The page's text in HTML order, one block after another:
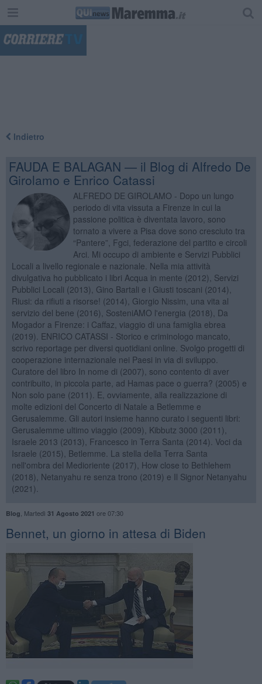
Indietro
FAUDA E BALAGAN — il Blog di Alfredo De
Girolamo e Enrico Catassi
ALFREDO DE GIROLAMO - Dopo un lungo
periodo di vita vissuta a Firenze in cui la
passione politica è diventata lavoro, sono
tornato a vivere a Pisa dove sono cresciuto tra
“Pantere”, Fgci, federazione del partito e circoli
Arci. Mi occupo di ambiente e Servizi Pubblici
Locali a livello regionale e nazionale. Nella mia attività
divulgativa ho pubblicato i libri Acqua in mente (2012), Servizi
Pubblici Locali (2013), Gino Bartali e i Giusti toscani (2014),
Riusi: da rifiuti a risorse! (2014), Giorgio Nissim, una vita al
servizio del bene (2016), SosteniAMO l'energia (2018), Da
Mogador a Firenze: i Caffaz, viaggio di una famiglia ebrea
(2019). ENRICO CATASSI - Storico e criminologo mancato,
scrivo reportage per diversi quotidiani online. Svolgo progetti di
cooperazione internazionale nei Paesi in via di sviluppo.
Curatore del libro In nome di (2007), sono contento di aver
contribuito, in piccola parte, ad Hamas pace o guerra? (2005) e
Non solo pane (2011). E, ovviamente, alla realizzazione di
molte edizioni del Concerto di Natale a Betlemme e
Gerusalemme. Gli autori insieme hanno curato i seguenti libri:
Gerusalemme ultimo viaggio (2009), Kibbutz 3000 (2011),
Israele 2013 (2013), Francesco in Terra Santa (2014). Voci da
Israele (2015), Betlemme. La stella della Terra Santa
nell'ombra del Medioriente (2017), How close to Bethlehem
(2018), Netanyahu re senza trono (2019) e Il Signor Netanyahu
(2021).
Blog Martedì 31 Agosto 2021 ore 07:30
Bennet, un giorno in attesa di Biden